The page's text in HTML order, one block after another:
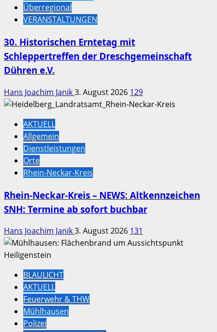
Überregional
VERANSTALTUNGEN
30. Historischen Erntetag mit
Schleppertreffen der Dreschgemeinschaft
Dühren e.V.
Hans Joachim Janik3. August 2026 129
AKTUELL
Allgemein
Dienstleistungen
Orte
Rhein-Neckar-Kreis
Rhein-Neckar-Kreis – NEWS: Altkennzeichen
SNH: Termine ab sofort buchbar
Hans Joachim Janik3. August 2026 131
BLAULICHT
AKTUELL
Feuerwehr & THW
Mühlhausen
Polizei